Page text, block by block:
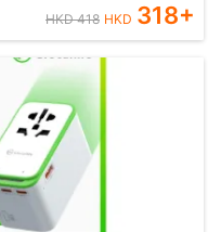
HKD418 HKD 318+